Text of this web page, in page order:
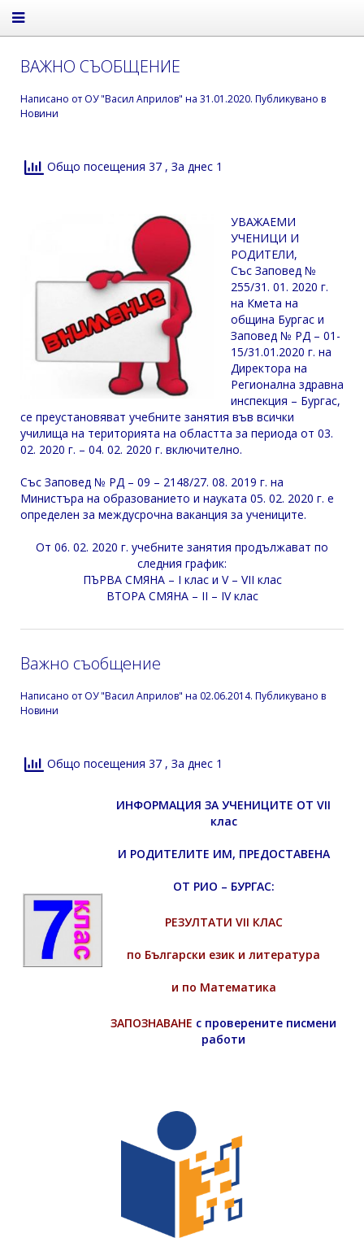
ВАЖНО СЪОБЩЕНИЕ
Написано от ОУ "Васил Априлов" на 31.01.2020. Публикувано в
Новини
Общо посещения 37 , За днес 1
УВАЖАЕМИ
УЧЕНИЦИ И
РОДИТЕЛИ,
Със Заповед №
255/31. 01. 2020 г.
на Кмета на
община Бургас и
Заповед № РД – 01-
15/31.01.2020 г. на
Директора на
Регионална здравна
инспекция – Бургас,
се преустановяват учебните занятия във всички
училища на територията на областта за периода от 03.
02. 2020 г. – 04. 02. 2020 г. включително.
Със Заповед № РД – 09 – 2148/27. 08. 2019 г. на
Министъра на образованието и науката 05. 02. 2020 г. е
определен за междусрочна ваканция за учениците.
От 06. 02. 2020 г. учебните занятия продължават по
следния график:
ПЪРВА СМЯНА – I клас и V – VII клас
ВТОРА СМЯНА – II – IV клас
Важно съобщение
Написано от ОУ "Васил Априлов" на 02.06.2014. Публикувано в
Новини
Общо посещения 37 , За днес 1
ИНФОРМАЦИЯ ЗА УЧЕНИЦИТЕ ОТ VII
клас
И РОДИТЕЛИТЕ ИМ, ПРЕДОСТАВЕНА
ОТ РИО – БУРГАС:
РЕЗУЛТАТИ VII КЛАС
по Български език и литература
и по Математика
ЗАПОЗНАВАНЕ с проверените писмени
работи